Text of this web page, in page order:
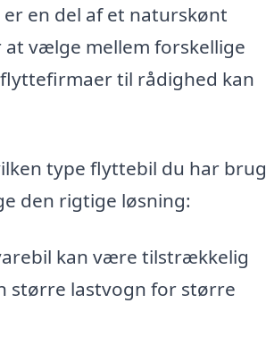
en del af et naturskønt
vælge mellem forskellige
til rådighed kan
type flyttebil du har brug
den rigtige løsning:
kan være tilstrækkelig
større lastvogn for større